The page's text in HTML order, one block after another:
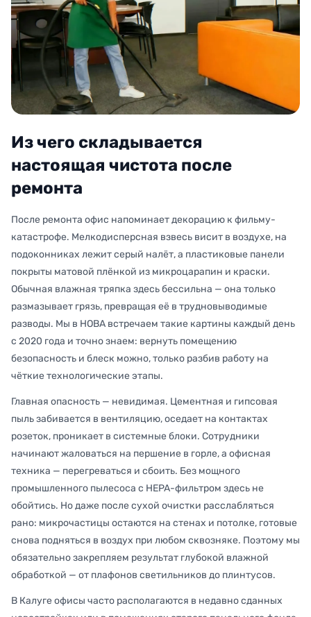
Из чего складывается
настоящая чистота после
ремонта
После ремонта офис напоминает декорацию к фильму-
катастрофе. Мелкодисперсная взвесь висит в воздухе, на
подоконниках лежит серый налёт, а пластиковые панели
покрыты матовой плёнкой из микроцарапин и краски.
Обычная влажная тряпка здесь бессильна — она только
размазывает грязь, превращая её в трудновыводимые
разводы. Мы в НОВА встречаем такие картины каждый день
с 2020 года и точно знаем: вернуть помещению
безопасность и блеск можно, только разбив работу на
чёткие технологические этапы.
Главная опасность — невидимая. Цементная и гипсовая
пыль забивается в вентиляцию, оседает на контактах
розеток, проникает в системные блоки. Сотрудники
начинают жаловаться на першение в горле, а офисная
техника — перегреваться и сбоить. Без мощного
промышленного пылесоса с HEPA-фильтром здесь не
обойтись. Но даже после сухой очистки расслабляться
рано: микрочастицы остаются на стенах и потолке, готовые
снова подняться в воздух при любом сквозняке. Поэтому мы
обязательно закрепляем результат глубокой влажной
обработкой — от плафонов светильников до плинтусов.
В Калуге офисы часто располагаются в недавно сданных